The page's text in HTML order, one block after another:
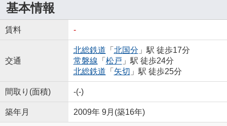
基本情報
賃料 -
交通
北総鉄道 「 北国分 」駅 徒歩17分
常磐線 「 松戸 」駅 徒歩24分
北総鉄道 「 矢切 」駅 徒歩25分
間取り(面積) -(-)
築年月 2009年 9月(築16年)